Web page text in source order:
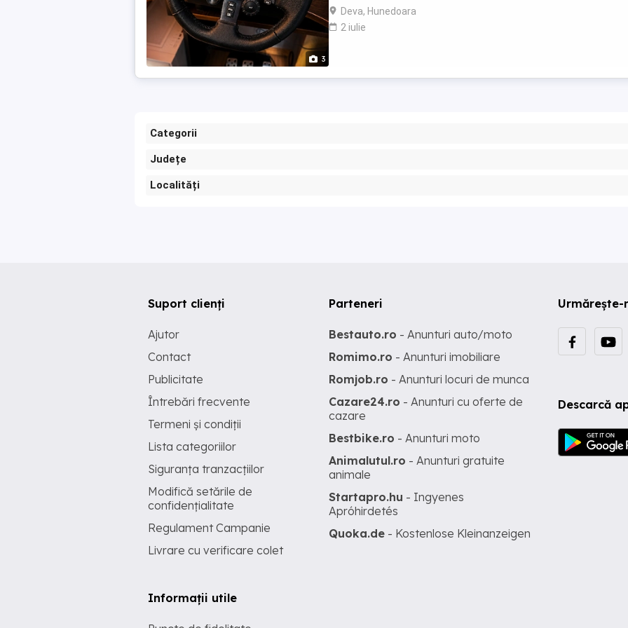
3
problemă. 100% funcțional, ...
Deva, Hunedoara
2 iulie
Categorii
Județe
Localități
Urmărește-
Descarcă
Suport clienți
Ajutor
Contact
Publicitate
Întrebări frecvente
Termeni și condiții
Lista categoriilor
Siguranța tranzacțiilor
Modifică setările de
confidențialitate
Regulament Campanie
Livrare cu verificare colet
Informații utile
Parteneri
Bestauto.ro - Anunturi auto/moto
Romimo.ro - Anunturi imobiliare
Romjob.ro - Anunturi locuri de munca
Cazare24.ro - Anunturi cu oferte de
cazare
Bestbike.ro - Anunturi moto
Animalutul.ro - Anunturi gratuite
animale
Startapro.hu - Ingyenes
Apróhirdetés
Quoka.de - Kostenlose Kleinanzeigen